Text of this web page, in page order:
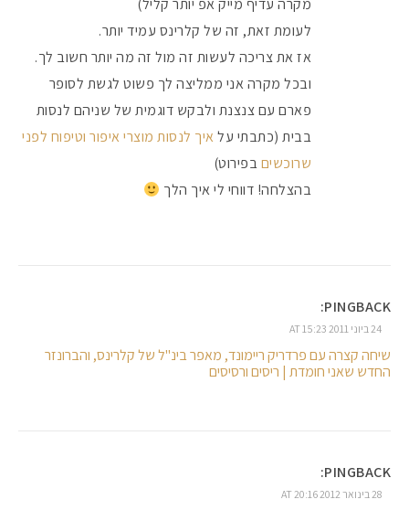
מקרה עדיף מייק אפ יותר קליל)
לעומת זאת, זה של קלרינס עמיד יותר.
אז את צריכה לעשות זה מול זה מה יותר חשוב לך.
ובכל מקרה אני ממליצה לך פשוט לגשת לסופר
פארם עם צנצנת ולבקש דוגמית של שניהם לנסות
בבית (כתבתי על איך לנסות מוצרי איפור וטיפוח לפני
שרוכשיםבפירוט)
בהצלחה! דווחי לי איך הלך
PINGBACK:
24 ביוני 2011 AT 15:23
שיחה קצרה עם פרדריק ריימונד, מאפר בינ"ל של קלרינס, והברונזר
החדש שאני חומדת | ריסים ורסיסים
PINGBACK:
28 בינואר 2012 AT 20:16